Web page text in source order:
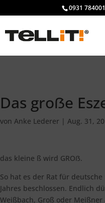
################# SINGLE
0931
Das groẞe
von Anke Lederer | Aug. 31,
das kleine ß wird GROẞ.
So hat es der Rat für
Jahres beschlossen. Endlich
Weißbach, Groß oder